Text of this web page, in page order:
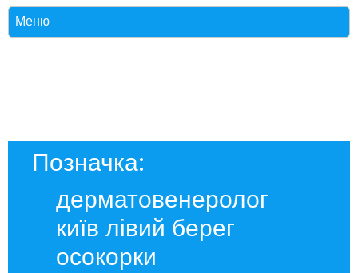
Позначка:
дерматовенеролог
київ лівий берег
осокорки